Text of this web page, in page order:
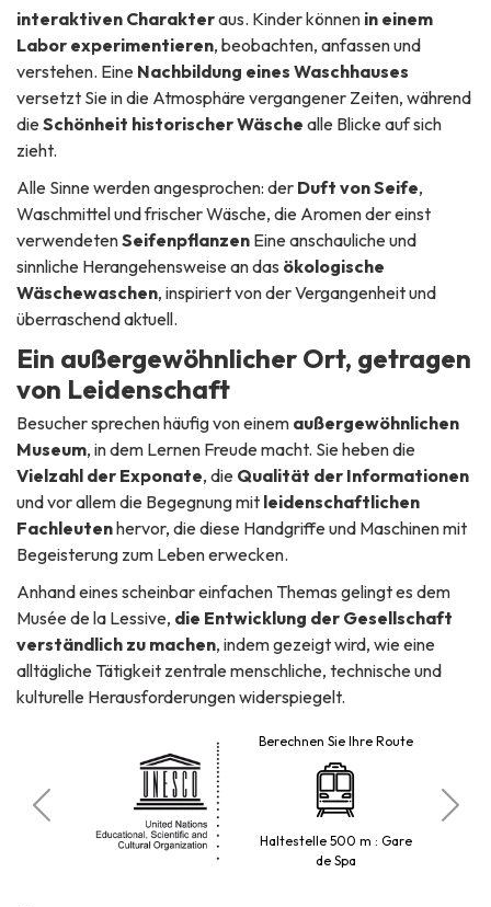
interaktiven Charakteraus. Kinder können in einem
Labor experimentieren, beobachten, anfassen und
verstehen. Eine Nachbildung eines Waschhauses
versetzt Sie in die Atmosphäre vergangener Zeiten, während
dieSchönheit historischer Wäsche alle Blicke auf sich
zieht.
Alle Sinne werden angesprochen: der Duft von Seife,
Waschmittel und frischer Wäsche, die Aromen der einst
verwendetenSeifenpflanzen Eine anschauliche und
sinnliche Herangehensweise an das ökologische
Wäschewaschen, inspiriert von der Vergangenheit und
überraschend aktuell.
Ein außergewöhnlicher Ort, getragen
von Leidenschaft
Besucher sprechen häufig von einem außergewöhnlichen
Museum, in dem Lernen Freude macht. Sie heben die
Vielzahl der Exponate, die Qualität der Informationen
und vor allem die Begegnung mit leidenschaftlichen
Fachleutenhervor, die diese Handgriffe und Maschinen mit
Begeisterung zum Leben erwecken.
Anhand eines scheinbar einfachen Themas gelingt es dem
Musée de la Lessive, die Entwicklung der Gesellschaft
verständlich zu machen, indem gezeigt wird, wie eine
alltägliche Tätigkeit zentrale menschliche, technische und
kulturelle Herausforderungen widerspiegelt.
Berechnen Sie Ihre Route
Haltestelle 500 m : Gare
de Spa